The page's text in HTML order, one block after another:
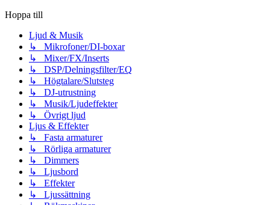
Hoppa till
Ljud & Musik
↳ Mikrofoner/DI-boxar
↳ Mixer/FX/Inserts
↳ DSP/Delningsfilter/EQ
↳ Högtalare/Slutsteg
↳ DJ-utrustning
↳ Musik/Ljudeffekter
↳ Övrigt ljud
Ljus & Effekter
↳ Fasta armaturer
↳ Rörliga armaturer
↳ Dimmers
↳ Ljusbord
↳ Effekter
↳ Ljussättning